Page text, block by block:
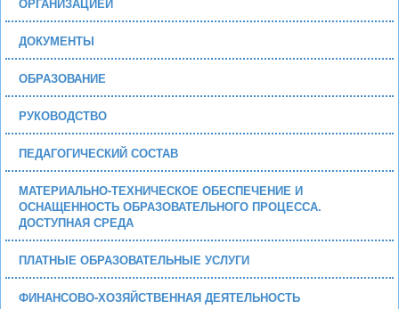
ДОКУМЕНТЫ
ОБРАЗОВАНИЕ
РУКОВОДСТВО
ПЕДАГОГИЧЕСКИЙ СОСТАВ
МАТЕРИАЛЬНО-ТЕХНИЧЕСКОЕ ОБЕСПЕЧЕНИЕ И
ОСНАЩЕННОСТЬ ОБРАЗОВАТЕЛЬНОГО ПРОЦЕССА.
ДОСТУПНАЯ СРЕДА
ПЛАТНЫЕ ОБРАЗОВАТЕЛЬНЫЕ УСЛУГИ
ФИНАНСОВО-ХОЗЯЙСТВЕННАЯ ДЕЯТЕЛЬНОСТЬ